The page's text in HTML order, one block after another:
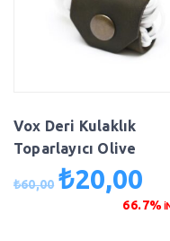
Vox Deri Kulaklık
Toparlayıcı Olive
₺60,00 Orijinal
₺20,00
66.7%